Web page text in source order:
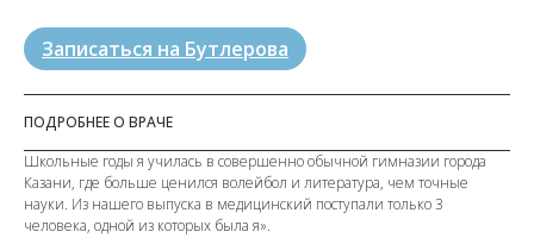
Записаться на Бутлерова
ПОДРОБНЕЕ О ВРАЧЕ
Школьные годы я училась в совершенно обычной гимназии города
Казани, где больше ценился волейбол и литература, чем точные
науки. Из нашего выпуска в медицинский поступали только 3
человека, одной из которых была я».